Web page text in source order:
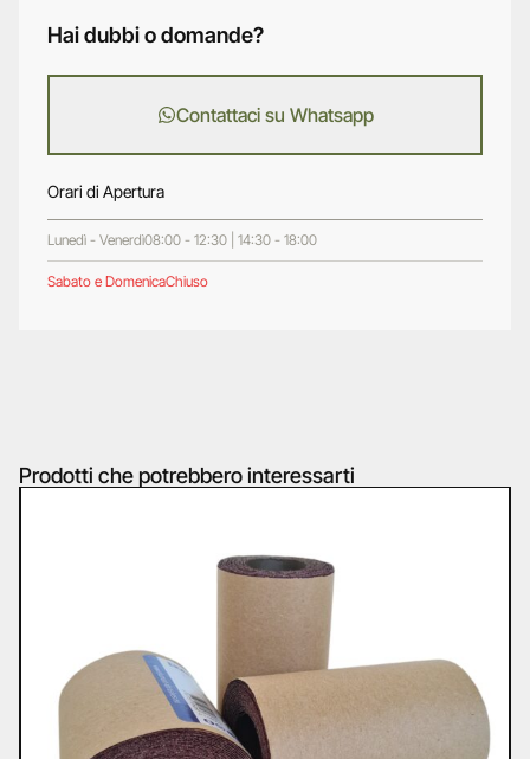
Hai dubbi o domande?
Contattaci su Whatsapp
Orari di Apertura
Lunedì - Venerdì08:00 - 12:30 | 14:30 - 18:00
Sabato e DomenicaChiuso
Prodotti che potrebbero interessarti